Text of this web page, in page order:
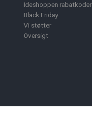
Ideshoppen rabatkoder
Black Friday
Vi støtter
Oversigt